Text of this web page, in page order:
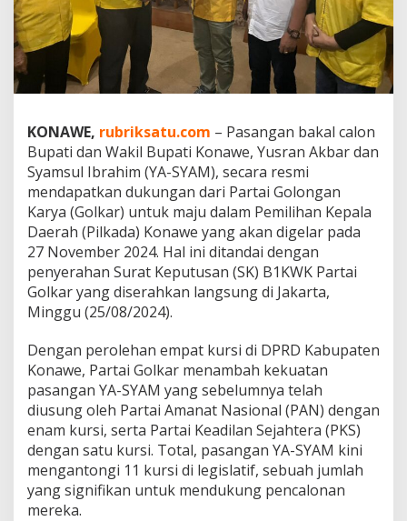
n
a
n
Y
A
S
Y
A
M
d
i
P
i
l
k
a
d
a
o
n
a
w
e
2
0
2
4
KONAWE, rubriksatu.com – Pasangan bakal calon
Bupati dan Wakil Bupati Konawe, Yusran Akbar dan
Syamsul Ibrahim (YA-SYAM), secara resmi
mendapatkan dukungan dari Partai Golongan
Karya (Golkar) untuk maju dalam Pemilihan Kepala
Daerah (Pilkada) Konawe yang akan digelar pada
27 November 2024. Hal ini ditandai dengan
penyerahan Surat Keputusan (SK) B1KWK Partai
Golkar yang diserahkan langsung di Jakarta,
Minggu (25/08/2024).
Dengan perolehan empat kursi di DPRD Kabupaten
Konawe, Partai Golkar menambah kekuatan
pasangan YA-SYAM yang sebelumnya telah
diusung oleh Partai Amanat Nasional (PAN) dengan
enam kursi, serta Partai Keadilan Sejahtera (PKS)
dengan satu kursi. Total, pasangan YA-SYAM kini
mengantongi 11 kursi di legislatif, sebuah jumlah
yang signifikan untuk mendukung pencalonan
mereka.